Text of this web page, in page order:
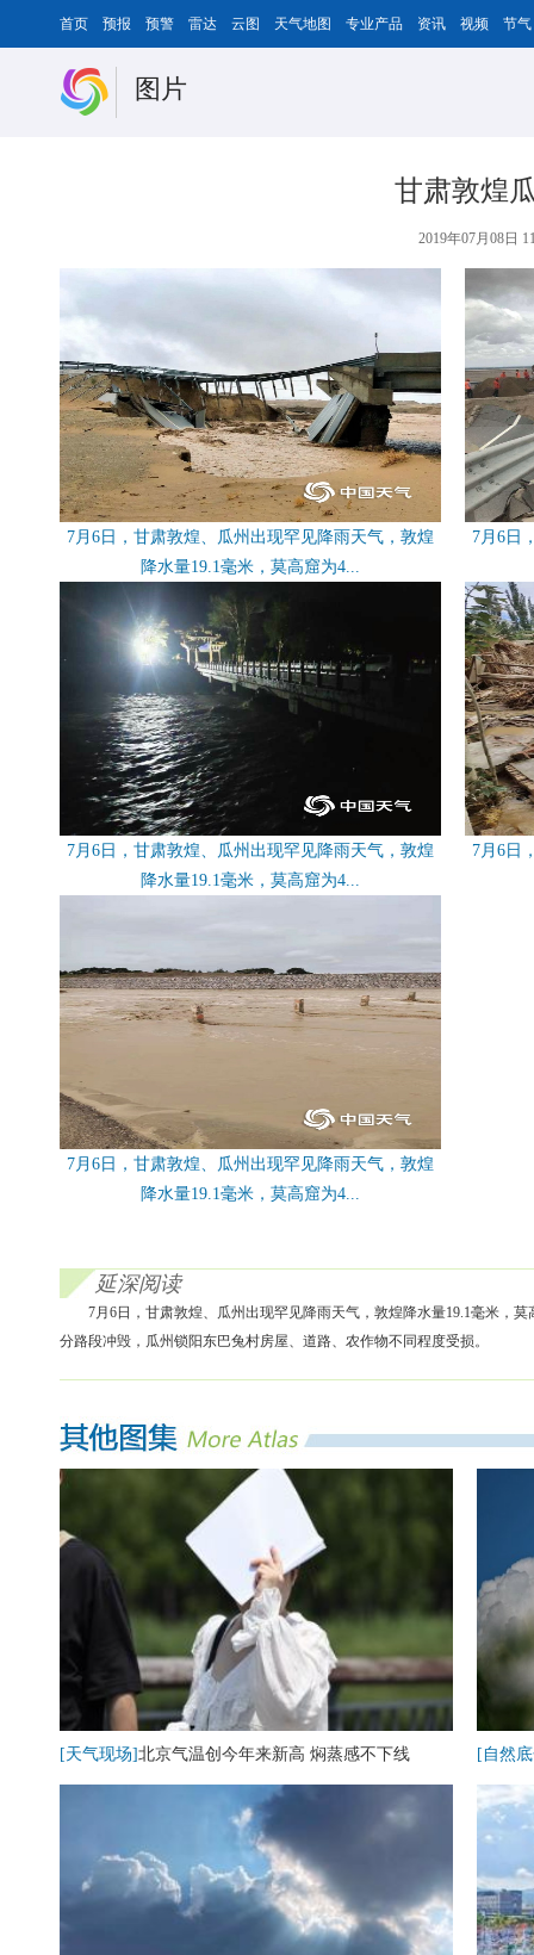
首页 预报 预警 雷达 云图 天气地图 专业产品 资讯 视频 节气
图片
甘肃敦煌
2019年07月08日
7月6日，甘肃敦煌、瓜州出现罕见降雨天气，敦煌
降水量19.1毫米，莫高窟为4...
7月6日
7月6日，甘肃敦煌、瓜州出现罕见降雨天气，敦煌
降水量19.1毫米，莫高窟为4...
7月6日
7月6日，甘肃敦煌、瓜州出现罕见降雨天气，敦煌
降水量19.1毫米，莫高窟为4...
延深阅读
7月6日，甘肃敦煌、瓜州出现罕见降雨天气，敦煌降水量19.1毫米，
分路段冲毁，瓜州锁阳东巴兔村房屋、道路、农作物不同程度受损。
[天气现场]北京气温创今年来新高 焖蒸感不下线 [自然